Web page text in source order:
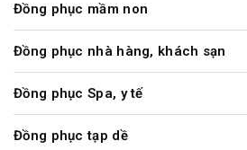
Đồng phục mầm non
Đồng phục nhà hàng, khách sạn
Đồng phục Spa, y tế
Đồng phục tạp dề